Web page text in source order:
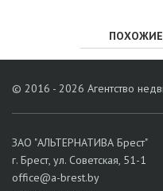
© 2016 - 2026 Агентство
ЗАО "АЛЬТЕРНАТИВА Брест"
г. Брест, ул. Советская, 51-1
office@a-brest.by